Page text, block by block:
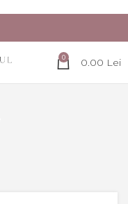
0 0.00 Lei